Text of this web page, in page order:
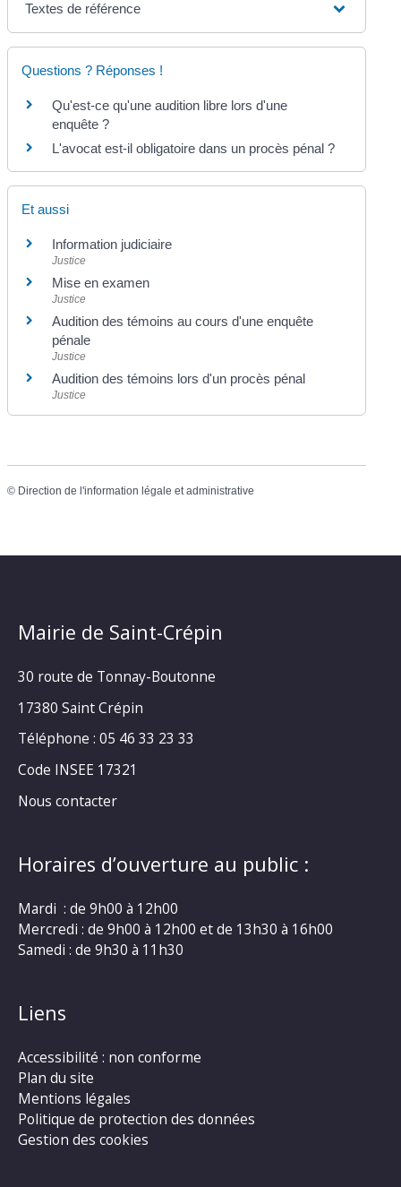
Textes de référence
Questions ? Réponses !
Qu'est-ce qu'une audition libre lors d'une
enquête ?
L'avocat est-il obligatoire dans un procès pénal ?
Et aussi
Information judiciaire
Justice
Mise en examen
Justice
Audition des témoins au cours d'une enquête
pénale
Justice
Audition des témoins lors d'un procès pénal
Justice
© Direction de l'information légale et administrative
Mairie de Saint-Crépin
30 route de Tonnay-Boutonne
17380 Saint Crépin
Téléphone : 05 46 33 23 33
Code INSEE 17321
Nous contacter
Horaires d’ouverture au public :
Mardi : de 9h00 à 12h00
Mercredi : de 9h00 à 12h00 et de 13h30 à 16h00
Samedi : de 9h30 à 11h30
Liens
Accessibilité : non conforme
Plan du site
Mentions légales
Politique de protection des données
Gestion des cookies